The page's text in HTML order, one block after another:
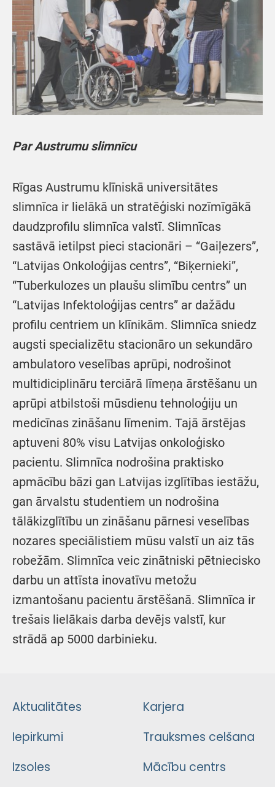
Par Austrumu slimnīcu
Rīgas Austrumu klīniskā universitātes
slimnīca ir lielākā un stratēģiski nozīmīgākā
daudzprofilu slimnīca valstī. Slimnīcas
sastāvā ietilpst pieci stacionāri – “Gaiļezers”,
“Latvijas Onkoloģijas centrs”, “Biķernieki”,
“Tuberkulozes un plaušu slimību centrs” un
“Latvijas Infektoloģijas centrs” ar dažādu
profilu centriem un klīnikām. Slimnīca sniedz
augsti specializētu stacionāro un sekundāro
ambulatoro veselības aprūpi, nodrošinot
multidiciplināru terciārā līmeņa ārstēšanu un
aprūpi atbilstoši mūsdienu tehnoloģiju un
medicīnas zināšanu līmenim. Tajā ārstējas
aptuveni 80% visu Latvijas onkoloģisko
pacientu. Slimnīca nodrošina praktisko
apmācību bāzi gan Latvijas izglītības iestāžu,
gan ārvalstu studentiem un nodrošina
tālākizglītību un zināšanu pārnesi veselības
nozares speciālistiem mūsu valstī un aiz tās
robežām. Slimnīca veic zinātniski pētniecisko
darbu un attīsta inovatīvu metožu
izmantošanu pacientu ārstēšanā. Slimnīca ir
trešais lielākais darba devējs valstī, kur
strādā ap 5000 darbinieku.
Aktualitātes
Iepirkumi
Izsoles
Karjera
Trauksmes celšana
Mācību centrs